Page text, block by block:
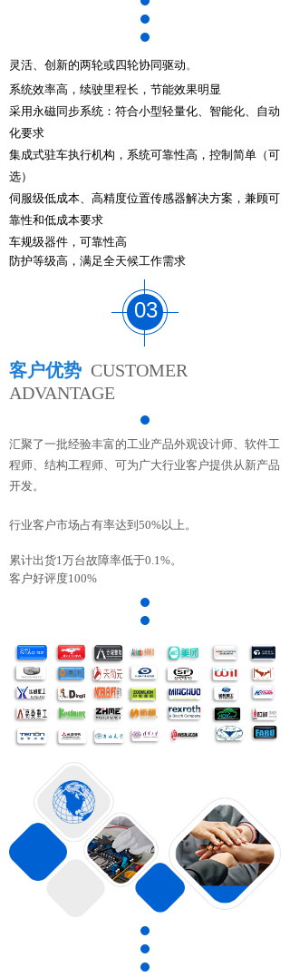
灵活、创新的两轮或四轮协同驱动。
系统效率高，续驶里程长，节能效果明显
采用永磁同步系统：符合小型轻量化、智能化、自动
化要求
集成式驻车执行机构，系统可靠性高，控制简单（可
选）
伺服级低成本、高精度位置传感器解决方案， 兼顾可
靠性和低成本要求
车规级器件，可靠性高
防护等级高，满足全天候工作需求
03
客户优势 CUSTOMER
ADVANTAGE
汇聚了一批经验丰富的工业产品外观设计师、软件工
程师、结构工程师、可为广大行业客户提供从新产品
开发。
行业客户市场占有率达到50%以上。
累计出货1万台故障率低于0.1%。
客户好评度100%